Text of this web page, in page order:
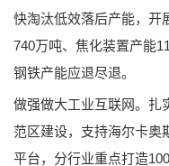
快淘汰低效落后产能，开
740万吨、焦化装置产能
钢铁产能应退尽退。
做强做大工业互联网。扎
范区建设，支持海尔卡奥
平台，分行业重点打造